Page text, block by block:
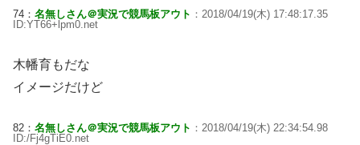
74： 名無しさん＠実況で競馬板アウト ：2018/04/19(木) 17:48:17.35
ID:YT66+lpm0.net
木幡育もだな
イメージだけど
82： 名無しさん＠実況で競馬板アウト ：2018/04/19(木) 22:34:54.98
ID:/Fj4gTiE0.net